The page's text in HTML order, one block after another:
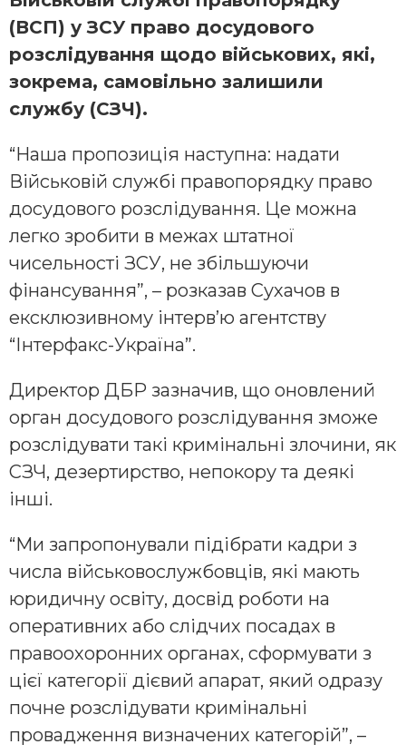
(ВСП) у ЗСУ право досудового
розслідування щодо військових, які,
зокрема, самовільно залишили
службу (СЗЧ).
“Наша пропозиція наступна: надати
Військовій службі правопорядку право
досудового розслідування. Це можна
легко зробити в межах штатної
чисельності ЗСУ, не збільшуючи
фінансування”, – розказав Сухачов в
ексклюзивному інтерв’ю агентству
“Інтерфакс-Україна”.
Директор ДБР зазначив, що оновлений
орган досудового розслідування зможе
розслідувати такі кримінальні злочини, як
СЗЧ, дезертирство, непокору та деякі
інші.
“Ми запропонували підібрати кадри з
числа військовослужбовців, які мають
юридичну освіту, досвід роботи на
оперативних або слідчих посадах в
правоохоронних органах, сформувати з
цієї категорії дієвий апарат, який одразу
почне розслідувати кримінальні
провадження визначених категорій”, –